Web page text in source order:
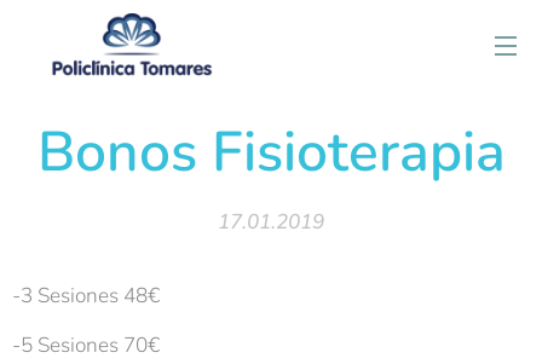
Bonos Fisioterapia
17.01.2019
-3 Sesiones 48€
-5 Sesiones 70€